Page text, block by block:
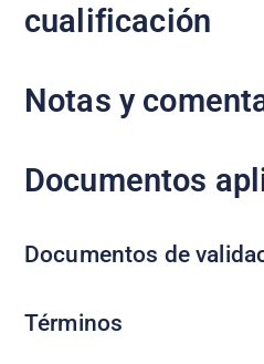
cualificación
Notas y
Documentos
Documentos de
Términos